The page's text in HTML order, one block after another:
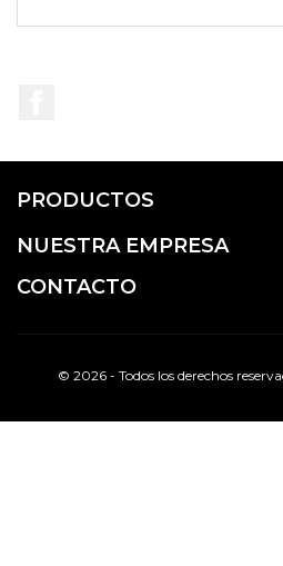
PRODUCTOS
NUESTRA EMPRESA
CONTACTO
© 2026 - Todos los derechos